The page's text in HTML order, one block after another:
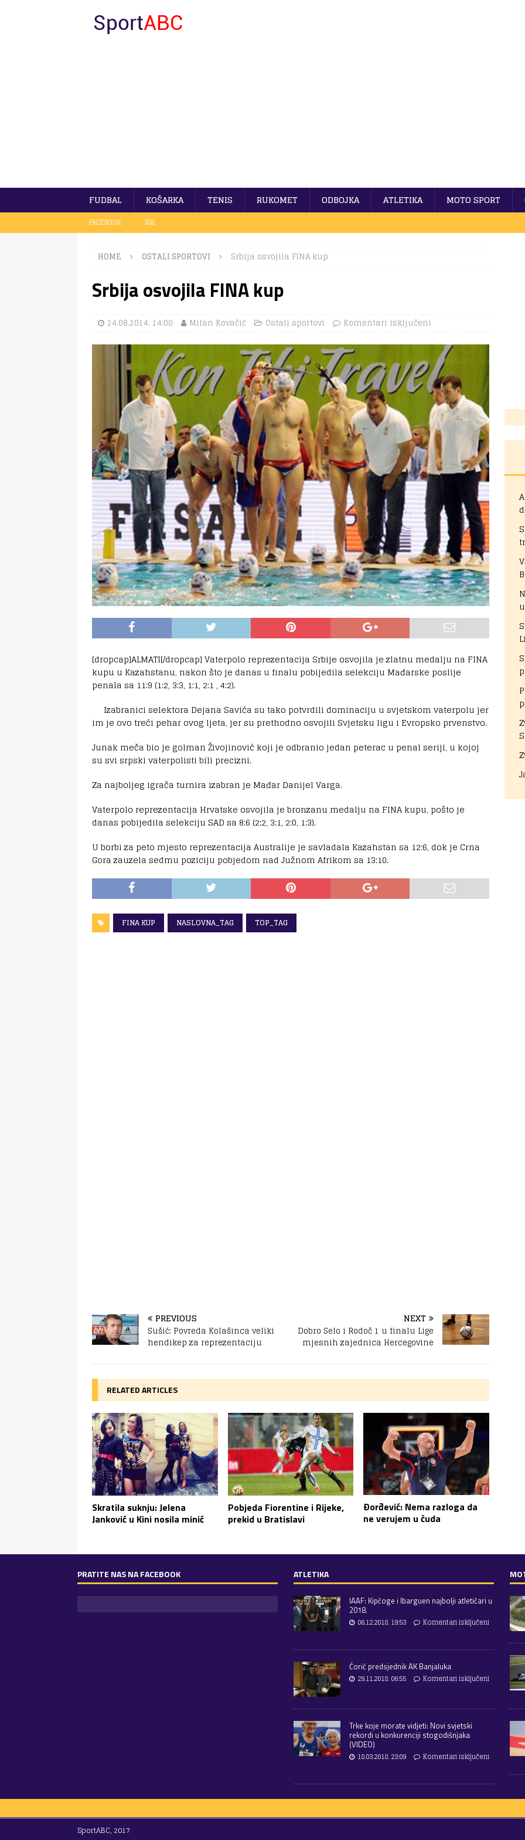
FUDBAL KOŠARKA TENIS RUKOMET ODBOJKA ATLETIKA MOTO SPORT
FACEBOOK RSS
HOME OSTALI SPORTOVI Srbija osvojila FINA kup
Srbija osvojila FINA kup
24.08.2014. 14:00 Milan Kovačić Ostali sportovi Komentari isključeni
[dropcap]ALMATI[/dropcap] Vaterpolo reprezentacija Srbije osvojila je zlatnu medalju na FINA
kupu u Kazahstanu, nakon što je danas u finalu pobijedila selekciju Mađarske poslije
penala sa 11:9 (1:2, 3:3, 1:1, 2:1 , 4:2).
Izabranici selektora Dejana Savića su tako potvrdili dominaciju u svjetskom vaterpolu jer
im je ovo treći pehar ovog ljeta, jer su prethodno osvojili Svjetsku ligu i Evropsko prvenstvo.
Junak meča bio je golman Živojinović koji je odbranio jedan peterac u penal seriji, u kojoj
su svi srpski vaterpolisti bili precizni.
Za najboljeg igrača turnira izabran je Mađar Danijel Varga.
Vaterpolo reprezentacija Hrvatske osvojila je bronzanu medalju na FINA kupu, pošto je
danas pobijedila selekciju SAD sa 8:6 (2:2, 3:1, 2:0, 1:3).
U borbi za peto mjesto reprezentacija Australije je savladala Kazahstan sa 12:6, dok je Crna
Gora zauzela sedmu poziciju pobjedom nad Južnom Afrikom sa 13:10.
FINA KUP NASLOVNA_TAG TOP_TAG
PREVIOUS
Sušić: Povreda Kolašinca veliki
hendikep za reprezentaciju
NEXT
Dobro Selo i Rodoč 1 u finalu Lige
mjesnih zajednica Hercegovine
RELATED ARTICLES
Skratila suknju: Jelena
Janković u Kini nosila minić
Pobjeda Fiorentine i Rijeke,
prekid u Bratislavi
Ðorđević: Nema razloga da
ne verujem u čuda
PRATITE NAS NA FACEBOOK ATLETIKA
IAAF: Kipčoge i Ibarguen najbolji atletičari u
2018.
06.12.2018. 19:53
Komentari isključeni
Ćorić predsjednik AK Banjaluka
29.11.2018. 06:55
Komentari isključeni
Trke koje morate vidjeti: Novi svjetski
rekordi u konkurenciji stogodišnjaka
(VIDEO)
18.03.2018. 23:09
Komentari isključeni
SportABC, 2017